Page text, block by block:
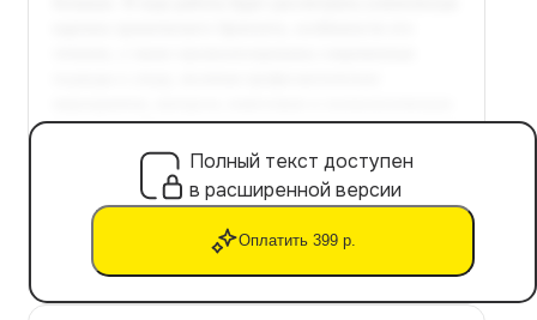
Полный текст доступен
в расширенной версии
Оплатить 399 р.